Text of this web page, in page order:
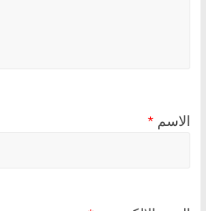
الاسم *